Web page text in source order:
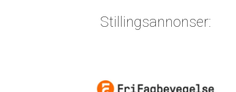
Stillingsannonser: